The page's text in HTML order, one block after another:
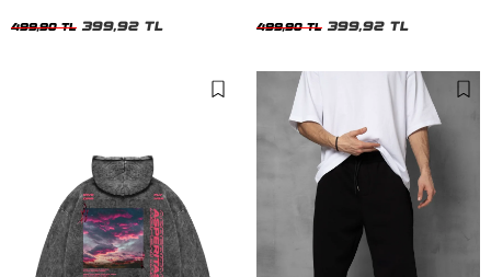
499,90 TL 399,92 TL
Tshirt
499,90 TL 399,92 TL